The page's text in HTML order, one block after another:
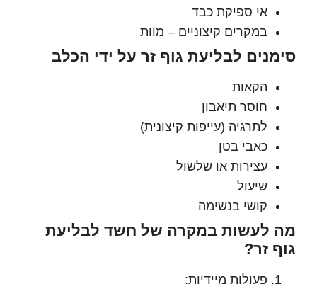
אי ספיקת כבד
במקרים קיצוניים – מוות
לבליעת גוף זר על ידי הכלב
הקאות
חוסר תיאבון
לתרגיה (עייפות קיצונית)
כאבי בטן
עצירות או שלשול
קושי בנשימה
במקרה של חשד לבליעת
זר?
פעולות מיידיות: